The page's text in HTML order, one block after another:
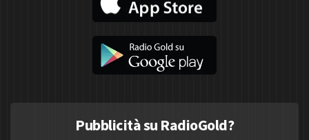
Pubblicità su RadioGold?